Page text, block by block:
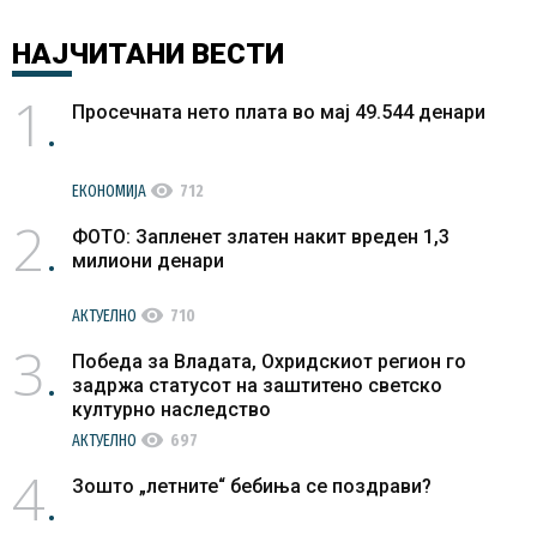
НАЈЧИТАНИ ВЕСТИ
1 Просечната нето плата во мај 49.544 денари
ЕКОНОМИЈА visibility 712
2
ФОТО: Запленет златен накит вреден 1,3
милиони денари
АКТУЕЛНО visibility 710
3
Победа за Владата, Охридскиот регион го
задржа статусот на заштитено светско
културно наследство
АКТУЕЛНО visibility 697
4 Зошто „летните“ бебиња се поздрави?